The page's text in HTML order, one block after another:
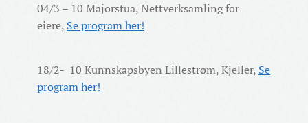
04/3 – 10 Majorstua, Nettverksamling for
eiere, Se program her!
18/2- 10 Kunnskapsbyen Lillestrøm, Kjeller, Se
program her!